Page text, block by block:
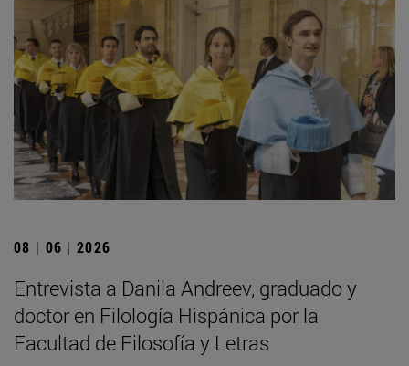
08 | 06 | 2026
Entrevista a Danila Andreev, graduado y
doctor en Filología Hispánica por la
Facultad de Filosofía y Letras